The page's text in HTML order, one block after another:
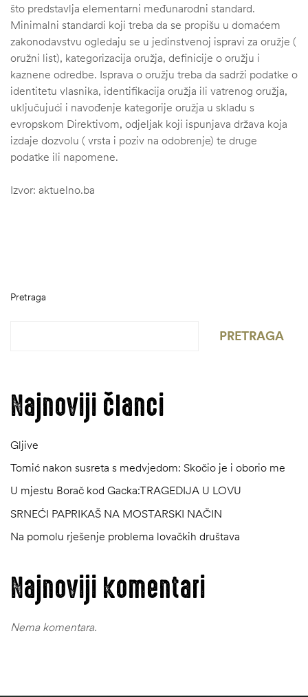
što predstavlja elementarni međunarodni standard.
Minimalni standardi koji treba da se propišu u domaćem
zakonodavstvu ogledaju se u jedinstvenoj ispravi za oružje (
oružni list), kategorizacija oružja, definicije o oružju i
kaznene odredbe. Isprava o oružju treba da sadrži podatke o
identitetu vlasnika, identifikacija oružja ili vatrenog oružja,
uključujući i navođenje kategorije oružja u skladu s
evropskom Direktivom, odjeljak koji ispunjava država koja
izdaje dozvolu ( vrsta i poziv na odobrenje) te druge
podatke ili napomene.
Izvor: aktuelno.ba
Pretraga
PRETRAGA
Najnoviji članci
Gljive
Tomić nakon susreta s medvjedom: Skočio je i oborio me
U mjestu Borač kod Gacka:TRAGEDIJA U LOVU
SRNEĆI PAPRIKAŠ NA MOSTARSKI NAČIN
Na pomolu rješenje problema lovačkih društava
Najnoviji komentari
Nema komentara.